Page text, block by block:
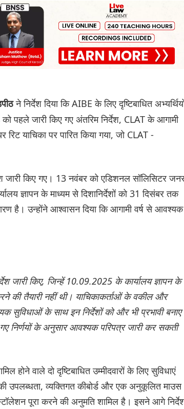
ने निर्देश दिया कि AIBE के लिए दृष्टिबाधित
जारी किए गए अंतरिम निर्देश, CLAT के आगामी
याचिका पर पारित किया गया, जो CLAT -
जारी किए गए। 13 नवंबर को एडिशनल सॉलिसिटर
ज्ञापन के माध्यम से दिशानिर्देशों को 31 दिसंबर तक
है। उन्होंने आश्वासन दिया कि आगामी वर्ष से आवश्यक
जारी किए, जिन्हें 10.09.2025 के कार्यालय ज्ञापन के
की तैयारी नहीं थी। याचिकाकर्ताओं के वकील और
के साथ इन निर्देशों को और भी प्रभावी बनाए
निर्णयों के अनुसार आवश्यक परिपत्र जारी कर सकती
वाले दो दृष्टिबाधित उम्मीदवारों के लिए सुविधाएं
उपलब्धता, व्यक्तिगत कीबोर्ड और एक अनुकूलित माउस
पूरा करने की अनुमति शामिल है। इसने आगे